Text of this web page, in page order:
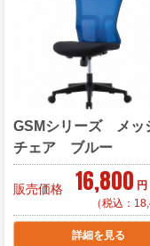
GSMシリーズ メッ
チェア ブルー
販売価格 16,800 円
（税込：
詳細を見る